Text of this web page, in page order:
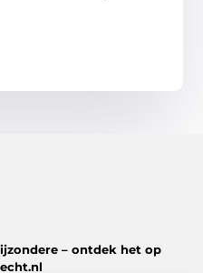
– ontdek het op